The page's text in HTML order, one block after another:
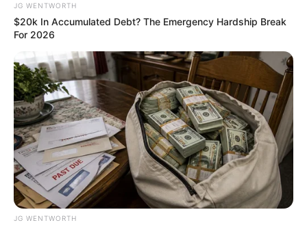
Disney’s Live-Action Simba Was Based On The
Cutest Lion Cub Ever
BRAINBERRIES
JG WENTWORTH
$20k In Accumulated Debt? The Emergency Hardship Break
For 2026
JG WENTWORTH